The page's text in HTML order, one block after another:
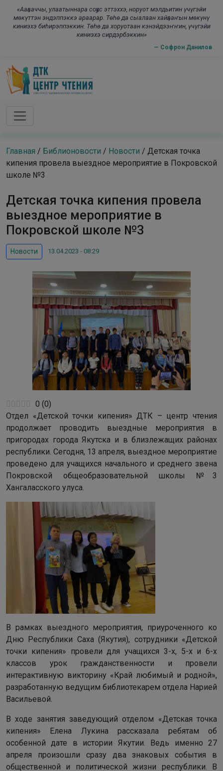
«Ааҕааччы, улаатыннара соҕус эттэххэ, норуот мэлдьитин үчүгэйи
мөкүттэн эндэппэккэ араарар. Төһө да сыалаан хайҕааҥын мөкүнү
киниэхэ биһирэппэккин. Төһө да хоруотаан кэнэйдээҥҥин, үчүгэйи
киниэхэ сирдэрбэккин»
— Софрон Данилов
Skip to main content
Главная / Библионовости / Новости / Детская точка
кипения провела выездное мероприятие в Покровской
школе №3
Детская точка кипения провела
выездное мероприятие в
Покровской школе №3
Новости 13.04.2023 - 08:29
0 (0)
Отдел «Детской точки кипения» ДТК – центр чтения
продолжает проводить выездные мероприятия в
пригородах города Якутска и в близлежащих районах
республики. Сегодня, 13 апреля, выездное мероприятие
проведено для учащихся начального и среднего звена
Покровской общеобразовательной школы №3
Хангаласского улуса.
В рамках выездного мероприятия, приуроченного ко
Дню Республики Саха (Якутия), сотрудники «Детской
точки кипения» провели для учащихся 3-х, 5-х и 6-х
классов урок гражданственности и провели
интерактивную викторину «Край любимый и родной»,
разработанную ведущим библиотекарем отдела Нарией
Васильевой.
В ходе занятия заведующий отделом «Детская точка
кипения» Елена Лукина рассказала ребятам об
особенной дате в истории Якутии. Ведь именно 27
апреля произошли сразу два знаковых события в
общественной и политической жизни республики. В